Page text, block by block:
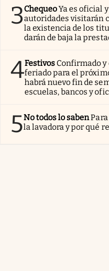
3ChequeoYa es oficial
autoridades visitarán
la existencia de los
darán de baja la
4Festivos Confirmado
feriado para el
habrá nuevo fin de
escuelas, bancos y
5No todos lo saben
la lavadora y por qué